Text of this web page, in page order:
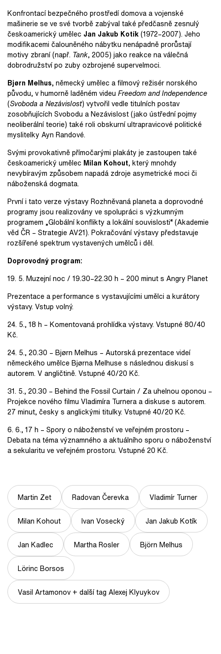
Konfrontací bezpečného prostředí domova a vojenské
mašinerie se ve své tvorbě zabýval také předčasně zesnulý
českoamerický umělec Jan Jakub Kotík(1972–2007). Jeho
modifikacemi čalouněného nábytku nenápadně prorůstají
motivy zbraní (např. Tank, 2005) jako reakce na válečná
dobrodružství po zuby ozbrojené supervelmoci.
Bjørn Melhus, německý umělec a filmový režisér norského
původu, v humorně laděném videu Freedom and Independence
(Svoboda a Nezávislost) vytvořil vedle titulních postav
zosobňujících Svobodu a Nezávislost (jako ústřední pojmy
neoliberální teorie) také roli obskurní ultrapravicové politické
myslitelky Ayn Randové.
Svými provokativně přímočarými plakáty je zastoupen také
českoamerický umělec Milan Kohout, který mnohdy
nevybíravým způsobem napadá zdroje asymetrické moci či
náboženská dogmata.
První i tato verze výstavy Rozhněvaná planeta a doprovodné
programy jsou realizovány ve spolupráci s výzkumným
programem „Globální konflikty a lokální souvislosti“ (Akademie
věd ČR – Strategie AV21). Pokračování výstavy představuje
rozšířené spektrum vystavených umělců i děl.
Doprovodný program:
19. 5. Muzejní noc / 19.30–22.30 h – 200 minut s Angry Planet
Prezentace a performance s vystavujícími umělci a kurátory
výstavy. Vstup volný.
24. 5., 18 h – Komentovaná prohlídka výstavy. Vstupné 80/40
Kč.
24. 5., 20.30 – Bjørn Melhus – Autorská prezentace videí
německého umělce Bjørna Melhuse s následnou diskusí s
autorem. V angličtině. Vstupné 40/20 Kč.
31. 5., 20.30 – Behind the Fossil Curtain / Za uhelnou oponou –
Projekce nového filmu Vladimíra Turnera a diskuse s autorem.
27 minut, česky s anglickými titulky. Vstupné 40/20 Kč.
6. 6., 17 h – Spory o náboženství ve veřejném prostoru –
Debata na téma významného a aktuálního sporu o náboženství
a sekularitu ve veřejném prostoru. Vstupné 20 Kč.
Martin Zet Radovan Čerevka Vladimír Turner
Milan Kohout Ivan Vosecký Jan Jakub Kotík
Jan Kadlec Martha Rosler Björn Melhus
Lörinc Borsos
Vasil Artamonov + další tag Alexej Klyuykov